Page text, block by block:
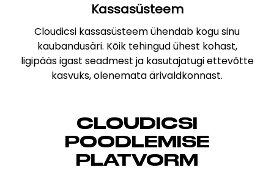
Kassasüsteem
Cloudicsi kassasüsteem ühendab kogu sinu
kaubandusäri. Kõik tehingud ühest kohast,
ligipääs igast seadmest ja kasutajatugi ettevõtte
kasvuks, olenemata ärivaldkonnast.
CLOUDICSI
POODLEMISE
PLATVORM